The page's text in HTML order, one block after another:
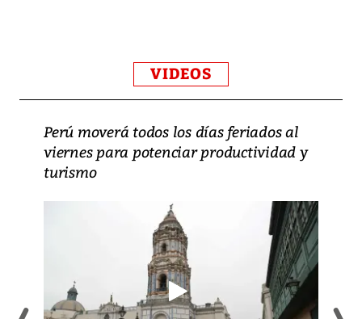
VIDEOS
Perú moverá todos los días feriados al
viernes para potenciar productividad y
turismo